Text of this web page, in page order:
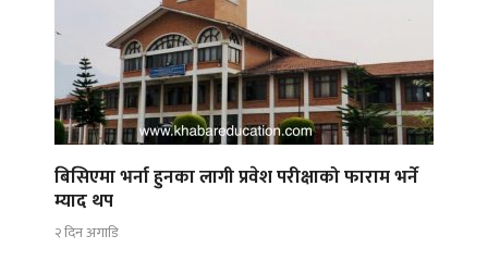
बिसिएमा भर्ना हुनका लागी प्रवेश परीक्षाको फाराम भर्ने
म्याद थप
२ दिन अगाडि